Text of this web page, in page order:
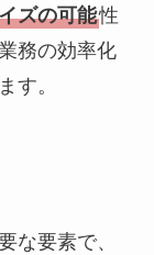
ズの可能性
務の効率化
す。
な要素で、